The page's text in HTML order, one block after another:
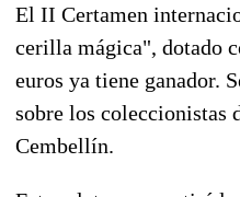
El II Certamen
cerilla mágica", dotado
euros ya tiene ganador.
sobre los coleccionistas
Cembellín.